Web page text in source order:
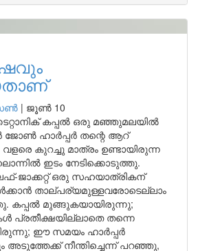
| ജൂൺ 10
കപ്പൽ ഒരു മഞ്ഞുമലയിൽ
ജോൺ ഹാർപ്പർ തന്റെ ആറ്
കുറച്ചു മാത്രം ഉണ്ടായിരുന്ന
ഇടം നേടിക്കൊടുത്തു.
ജാക്കറ്റ് ഒരു സഹയാത്രികന്
താല്പര്യമുള്ളവരോടെല്ലാം
കപ്പൽ മുങ്ങുകയായിരുന്നു;
പ്രതീക്ഷയില്ലാതെ തന്നെ
ഈ സമയം ഹാർപ്പർ
നീന്തിച്ചെന്ന് പറഞ്ഞു,